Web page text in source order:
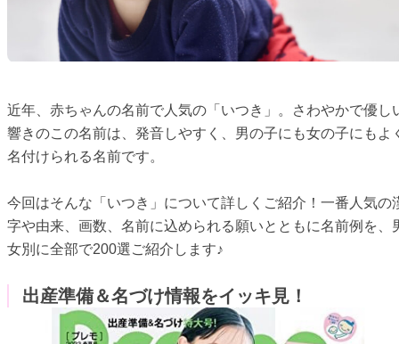
近年、赤ちゃんの名前で人気の「いつき」。さわやかで優し
響きのこの名前は、発音しやすく、男の子にも女の子にもよ
名付けられる名前です。
今回はそんな「いつき」について詳しくご紹介！一番人気の
字や由来、画数、名前に込められる願いとともに名前例を、
女別に全部で200選ご紹介します♪
出産準備＆名づけ情報をイッキ見！